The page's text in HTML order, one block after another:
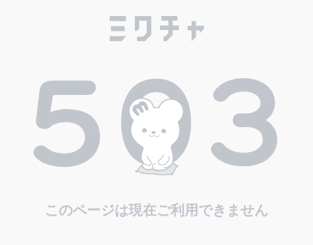
このページは現在ご利用できません